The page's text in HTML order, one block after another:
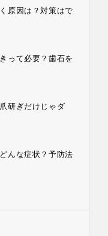
原因は？対策はで
って必要？歯石を
研ぎだけじゃダ
んな症状？予防法